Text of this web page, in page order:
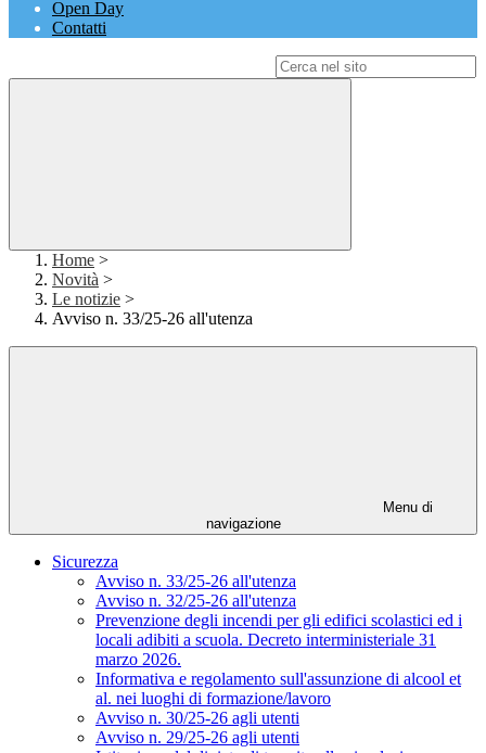
Open Day
Contatti
Home >
Novità >
Le notizie >
Avviso n. 33/25-26 all'utenza
Menu di
navigazione
Sicurezza
Avviso n. 33/25-26 all'utenza
Avviso n. 32/25-26 all'utenza
Prevenzione degli incendi per gli edifici scolastici ed i
locali adibiti a scuola. Decreto interministeriale 31
marzo 2026.
Informativa e regolamento sull'assunzione di alcool et
al. nei luoghi di formazione/lavoro
Avviso n. 30/25-26 agli utenti
Avviso n. 29/25-26 agli utenti